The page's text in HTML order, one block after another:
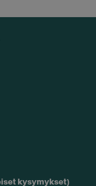
kysymykset)